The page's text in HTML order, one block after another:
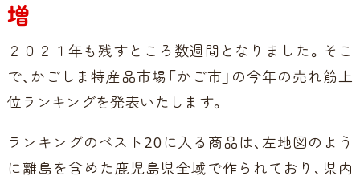
増
２０２１年も残すところ数週間となりました。そこ
で、かごしま特産品市場「かご市」の今年の売れ筋上
位ランキングを発表いたします。
ランキングのベスト20に入る商品は、左地図のよう
に離島を含めた鹿児島県全域で作られており、県内